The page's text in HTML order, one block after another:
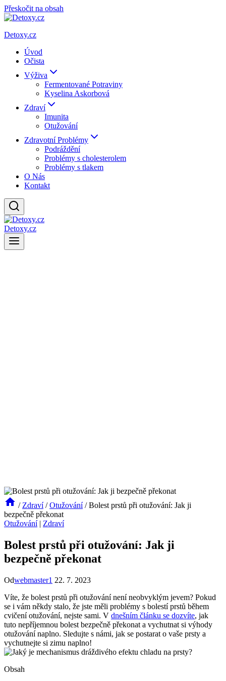
Přeskočit na obsah
Detoxy.cz
Úvod
Očista
Výživa
Fermentované Potraviny
Kyselina Askorbová
Zdraví
Imunita
Otužování
Zdravotní Problémy
Podráždění
Problémy s cholesterolem
Problémy s tlakem
O Nás
Kontakt
Detoxy.cz
/ Zdraví / Otužování / Bolest prstů při otužování: Jak ji
bezpečně překonat
Otužování| Zdraví
Bolest prstů při otužování: Jak ji
bezpečně překonat
Odwebmaster1 22. 7. 2023
Víte, že bolest prstů při otužování není neobvyklým jevem? Pokud
se i vám někdy stalo, že jste měli problémy s bolestí prstů během
cvičení otužování, nejste sami. V dnešním článku se dozvíte, jak
tuto nepříjemnou bolest bezpečně překonat a vychutnat si výhody
otužování naplno. Sledujte s námi, jak se postarat o vaše prsty a
vychutnejte si zimu naplno!
Obsah